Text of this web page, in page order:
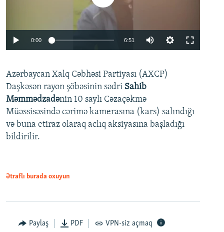
Auto 240p 360p
720p 1080p
0:00 6:51
360p
720p
1080p
Azərbaycan Xalq Cəbhəsi Partiyası (AXCP)
Daşkəsən rayon şöbəsinin sədri Sahib
Məmmədzadənin 10 saylı Cəzaçəkmə
Müəssisəsində cərimə kamerasına (kars) salındığı
və buna etiraz olaraq aclıq aksiyasına başladığı
bildirilir.
Ətraflı burada oxuyun
Paylaş PDF VPN-siz açmaq